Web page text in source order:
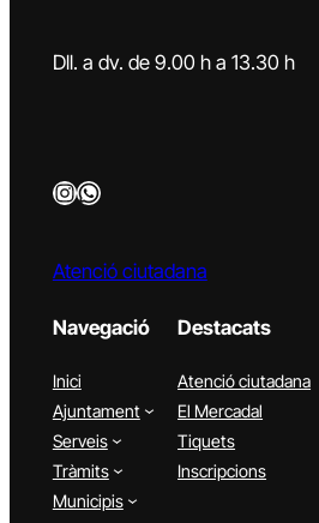
Dll. a dv. de 9.00 h a 13.30 h
InstagramWhatsApp
Atenció ciutadana
Navegació
Inici
Ajuntament
Serveis
Tràmits
Municipis
Destacats
Atenció ciutadana
El Mercadal
Tiquets
Inscripcions